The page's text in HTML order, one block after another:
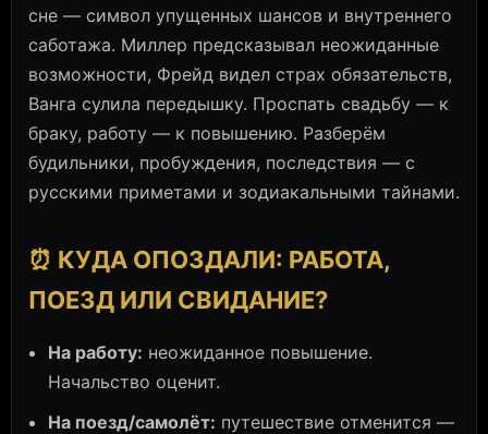
сне — символ упущенных шансов и внутреннего
саботажа. Миллер предсказывал неожиданные
возможности, Фрейд видел страх обязательств,
Ванга сулила передышку. Проспать свадьбу — к
браку, работу — к повышению. Разберём
будильники, пробуждения, последствия — с
русскими приметами и зодиакальными тайнами.
⏰ КУДА ОПОЗДАЛИ: РАБОТА,
ПОЕЗД ИЛИ СВИДАНИЕ?
На работу: неожиданное повышение.
Начальство оценит.
На поезд/самолёт: путешествие отменится —